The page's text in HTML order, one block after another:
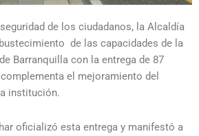
de los ciudadanos, la Alcaldía
de las capacidades de la
Barranquilla con la entrega de 87
el mejoramiento del
institución.
oficializó esta entrega y manifestó a